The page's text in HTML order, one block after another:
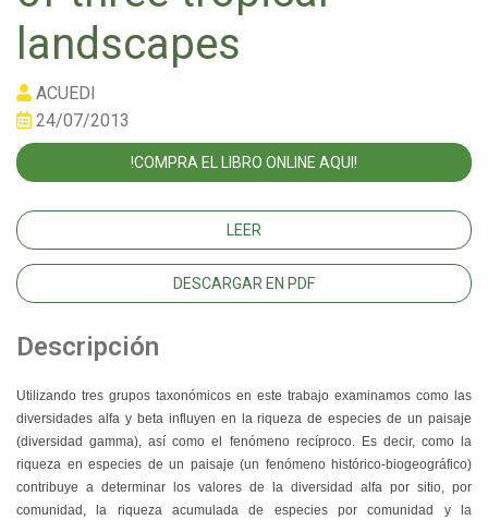
landscapes
ACUEDI
24/07/2013
!COMPRA EL LIBRO ONLINE AQUI!
LEER
DESCARGAR EN PDF
Descripción
Utilizando tres grupos taxonómicos en este trabajo examinamos como las
diversidades alfa y beta influyen en la riqueza de especies de un paisaje
(diversidad gamma), así como el fenómeno recíproco. Es decir, como la
riqueza en especies de un paisaje (un fenómeno histórico-biogeográfico)
contribuye a determinar los valores de la diversidad alfa por sitio, por
comunidad, la riqueza acumulada de especies por comunidad y la